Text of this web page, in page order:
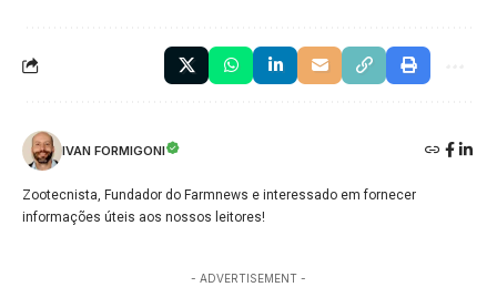
IVAN FORMIGONI
Zootecnista, Fundador do Farmnews e interessado em fornecer
informações úteis aos nossos leitores!
- ADVERTISEMENT -